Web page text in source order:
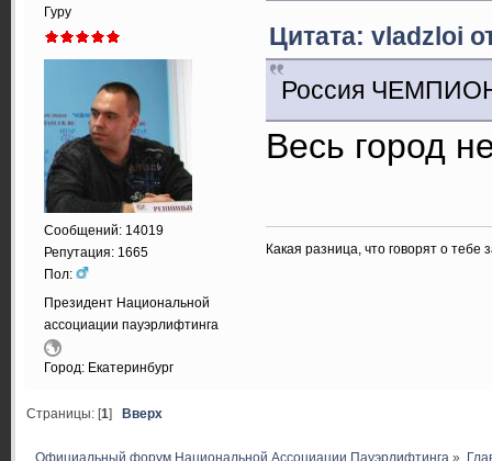
Гуру
Сообщений: 14019
Репутация: 1665
Пол:
Президент Национальной
ассоциации пауэрлифтинга
Город: Екатеринбург
Цитата: vladzloi
Россия
Весь город
Какая разница, что говорят о
Страницы: [1] Вверх
Официальный форум Национальной Ассоциации Пауэрлифтинга »